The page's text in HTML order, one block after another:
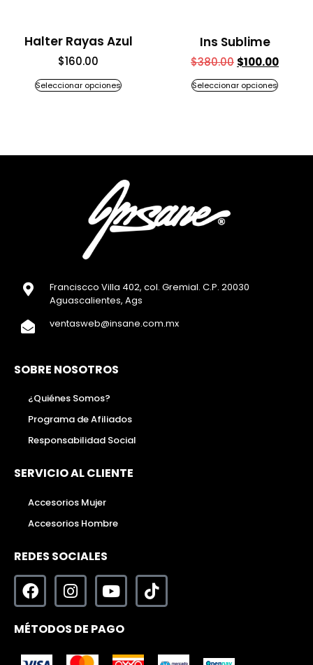
Halter Rayas Azul
$160.00
Seleccionar opciones
Ins Sublime
$380.00 $100.00
Seleccionar opciones
Franciscco Villa 402, col. Gremial. C.P. 20030
Aguascalientes, Ags
ventasweb@insane.com.mx
SOBRE NOSOTROS
¿Quiénes Somos?
Programa de Afiliados
Responsabilidad Social
SERVICIO AL CLIENTE
Accesorios Mujer
Accesorios Hombre
REDES SOCIALES
MÉTODOS DE PAGO